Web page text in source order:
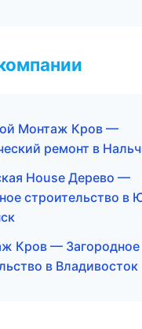
Монтаж Кров —
ремонт в
House Дерево —
строительство в
Кров — Загородное
в Владивосток